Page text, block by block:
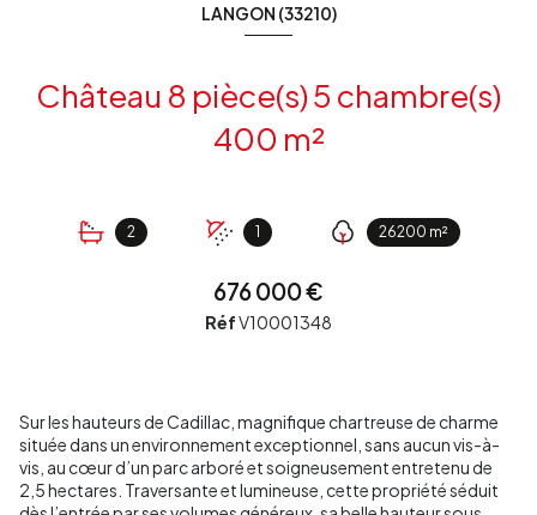
LANGON (33210)
Château 8 pièce(s) 5 chambre(s)
400 m²
2 1 26200 m²
676 000 €
RéfV10001348
Sur les hauteurs de Cadillac, magnifique chartreuse de charme
située dans un environnement exceptionnel, sans aucun vis-à-
vis, au cœur d’un parc arboré et soigneusement entretenu de
2,5 hectares. Traversante et lumineuse, cette propriété séduit